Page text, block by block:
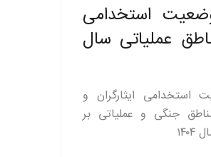
استخدامی
عملیاتی سال
استخدامی ایثارگران و
جنگی و عملیاتی بر